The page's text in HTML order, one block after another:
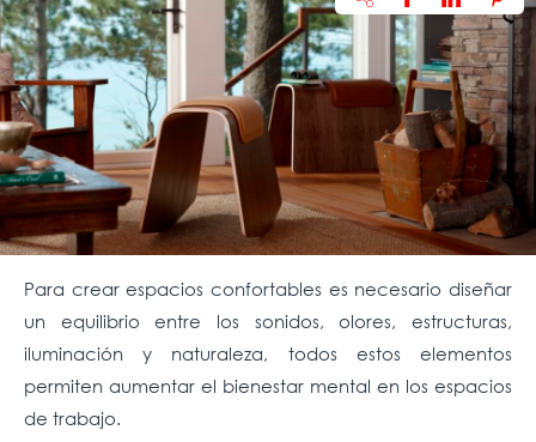
Para crear espacios confortables es necesario diseñar
un equilibrio entre los sonidos, olores, estructuras,
iluminación y naturaleza, todos estos elementos
permiten aumentar el bienestar mental en los espacios
de trabajo.